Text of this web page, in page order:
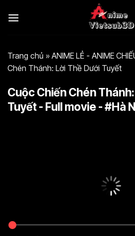
qua
Trang chủ » ANIME LẺ - ANIME
Chén Thánh: Lời Thề Dưới Tuyết
Cuộc Chiến Chén
Tuyết - Full movie - #Hà